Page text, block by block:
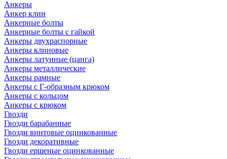
Анкеры
Анкер клин
Анкерные болты
Анкерные болты с гайкой
Анкеры двухраспорные
Анкеры клиновые
Анкеры латунные (цанга)
Анкеры металлические
Анкеры рамные
Анкеры с Г-образным крюком
Анкеры с кольцом
Анкеры с крюком
Гвозди
Гвозди барабанные
Гвозди винтовые оцинкованные
Гвозди декоративные
Гвозди ершеные оцинкованные